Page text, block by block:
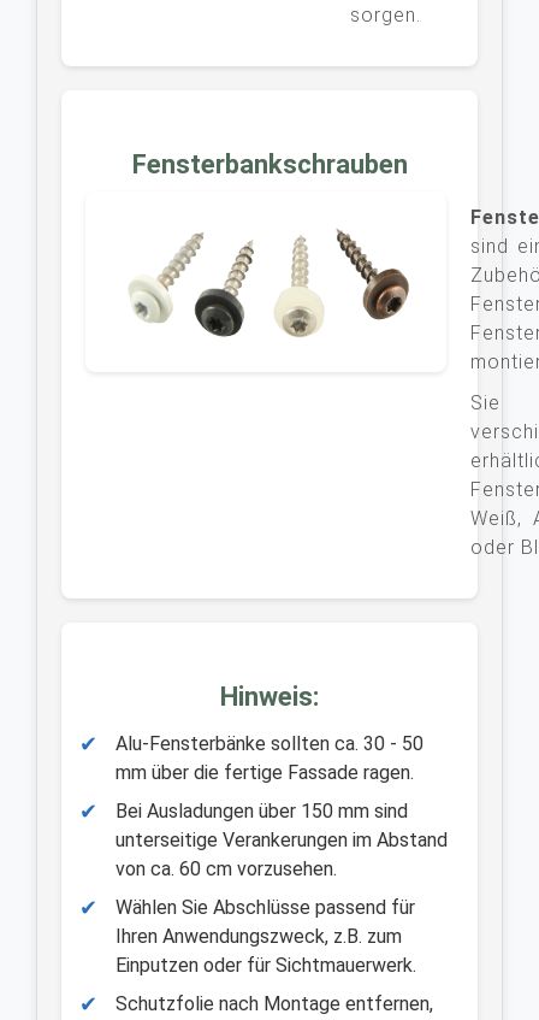
sorgen.
Fensterbankschrauben
sind
Weiß,
oder
Hinweis:
✔
Alu-Fensterbänke sollten ca. 30 - 50
mm über die fertige Fassade ragen.
✔
Bei Ausladungen über 150 mm sind
unterseitige Verankerungen im Abstand
von ca. 60 cm vorzusehen.
✔
Wählen Sie Abschlüsse passend für
Ihren Anwendungszweck, z.B. zum
Einputzen oder für Sichtmauerwerk.
✔
Schutzfolie nach Montage entfernen,